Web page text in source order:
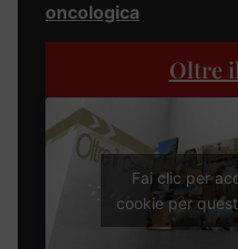
oncologica
Oltre
Fai clic per
cookie per